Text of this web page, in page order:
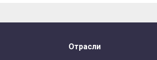
Отрасли